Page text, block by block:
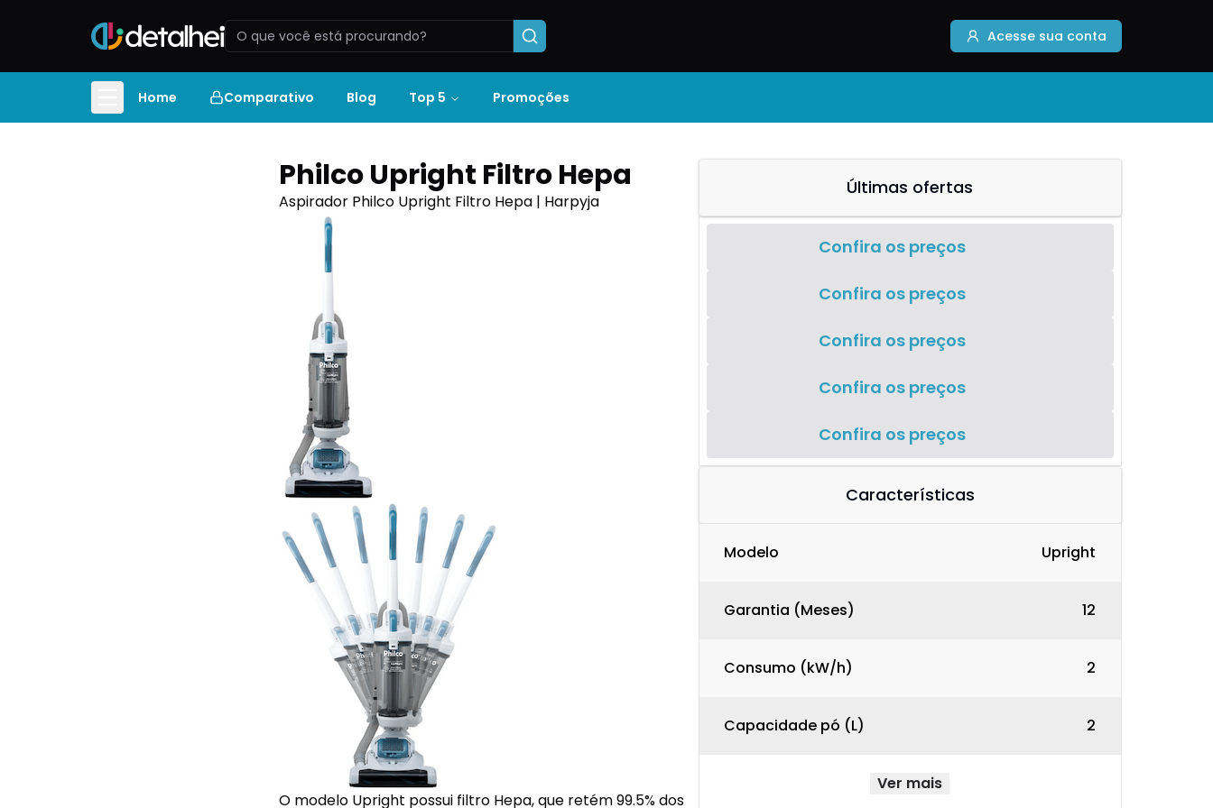
Acesse sua conta
Home Comparativo Blog Top 5 Promoções
Philco Upright Filtro Hepa
Aspirador Philco Upright Filtro Hepa | Harpyja
O modelo Upright possui filtro Hepa, que retém 99.5% dos
Últimas ofertas
Confira os preços
Confira os preços
Confira os preços
Confira os preços
Confira os preços
Características
Modelo Upright
Garantia (Meses) 12
Consumo (kW/h) 2
Capacidade pó (L) 2
Ver mais